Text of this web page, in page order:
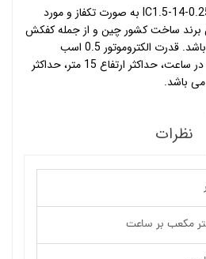
پمپ کف کش اسکواردی مدل IC1.5-14-0.25F به صورت تکفاز و مورد
برند ساخت کشور چین و از جمله کفکش
های با کیفیت و ارزان قیمت می باشد. قدرت الکتروموتور 0.5 اسب
بخار، حداکثر آبدهی 5 مترمکعب در ساعت، حداکثر ارتفاع 15 متر، حداکثر
نظرات